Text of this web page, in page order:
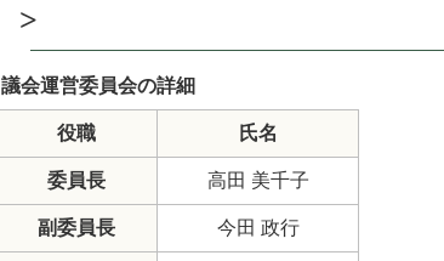
>
議会運営委員会の詳細
役職 氏名
委員長 高田 美千子
副委員長 今田 政行